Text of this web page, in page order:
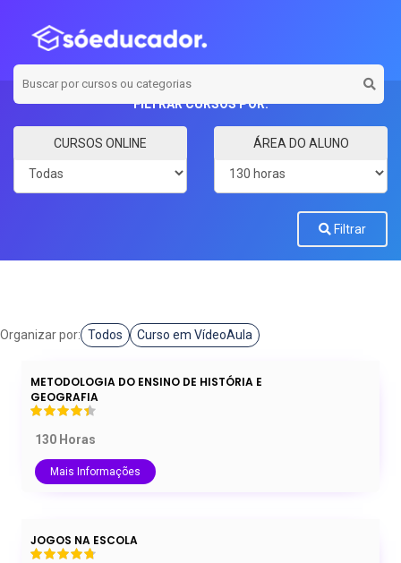
CURSOS ONLINE ÁREA DO ALUNO
FILTRAR CURSOS POR:
Filtrar
Organizar por: Todos Curso em VídeoAula
METODOLOGIA DO ENSINO DE HISTÓRIA E
GEOGRAFIA
130 Horas
Mais Informações
JOGOS NA ESCOLA